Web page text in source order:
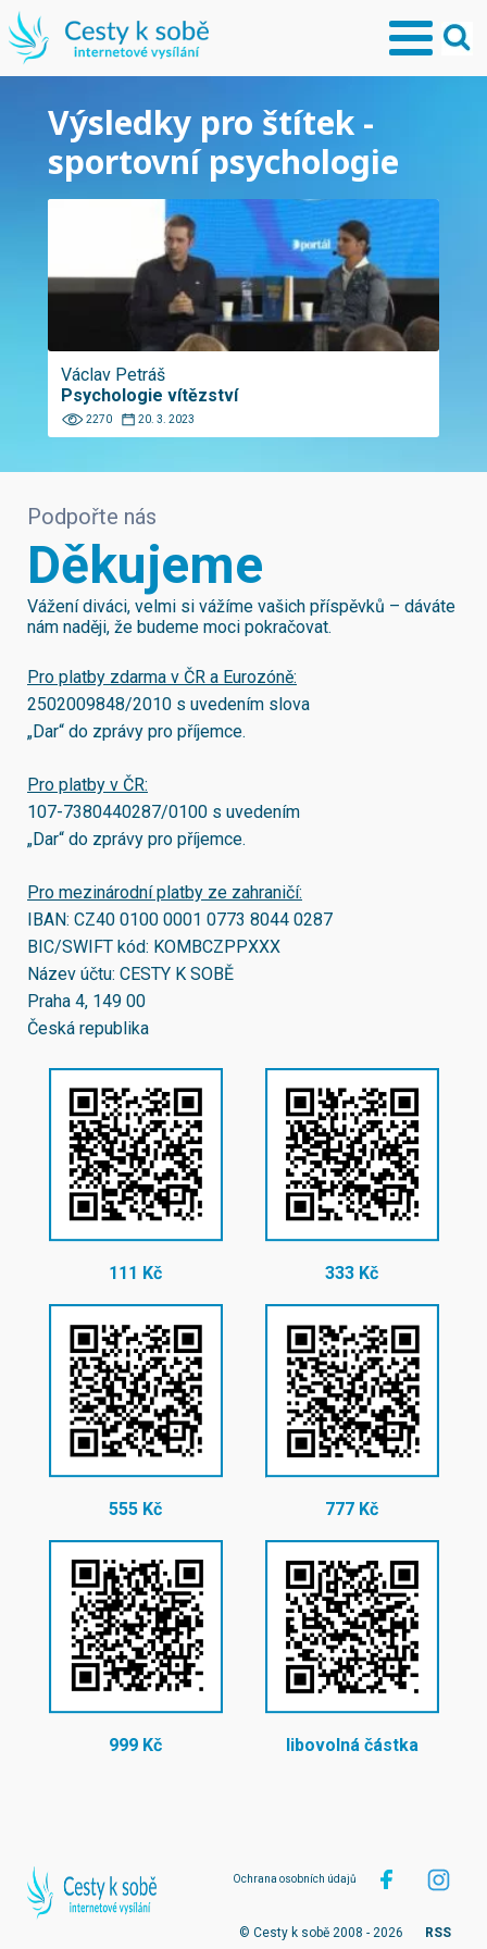
Výsledky pro štítek -
sportovní psychologie
Václav Petráš
Psychologie vítězství
2270 20. 3. 2023
Podpořte nás
Děkujeme
Vážení diváci, velmi si vážíme vašich příspěvků – dáváte
nám naději, že budeme moci pokračovat.
Pro platby zdarma v ČR a Eurozóně:
2502009848/2010 s uvedením slova
„Dar“ do zprávy pro příjemce.
Pro platby v ČR:
107-7380440287/0100 s uvedením
„Dar“ do zprávy pro příjemce.
Pro mezinárodní platby ze zahraničí:
IBAN: CZ40 0100 0001 0773 8044 0287
BIC/SWIFT kód: KOMBCZPPXXX
Název účtu: CESTY K SOBĚ
Praha 4, 149 00
Česká republika
111 Kč 333 Kč
555 Kč 777 Kč
999 Kč libovolná částka
Ochrana osobních údajů
© Cesty k sobě 2008 - 2026 RSS